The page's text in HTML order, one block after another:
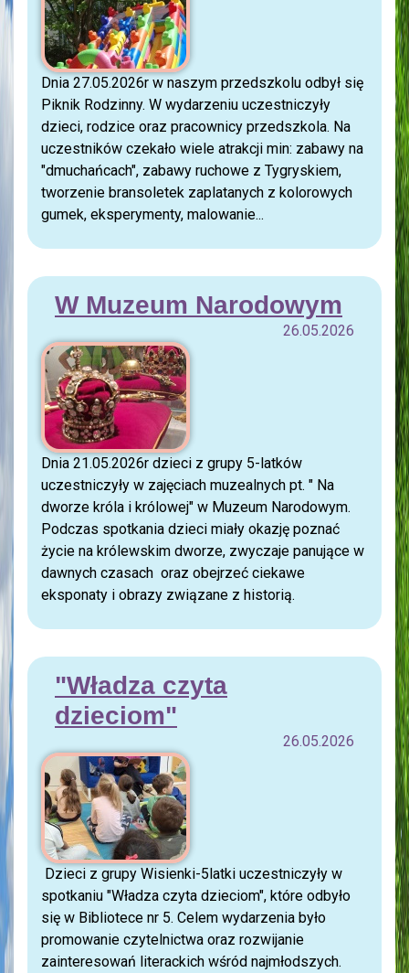
Dnia 27.05.2026r w naszym przedszkolu odbył się
Piknik Rodzinny. W wydarzeniu uczestniczyły
dzieci, rodzice oraz pracownicy przedszkola. Na
uczestników czekało wiele atrakcji min: zabawy na
"dmuchańcach", zabawy ruchowe z Tygryskiem,
tworzenie bransoletek zaplatanych z kolorowych
gumek, eksperymenty, malowanie...
W Muzeum Narodowym
26.05.2026
Dnia 21.05.2026r dzieci z grupy 5-latków
uczestniczyły w zajęciach muzealnych pt. " Na
dworze króla i królowej" w Muzeum Narodowym.
Podczas spotkania dzieci miały okazję poznać
życie na królewskim dworze, zwyczaje panujące w
dawnych czasach oraz obejrzeć ciekawe
eksponaty i obrazy związane z historią.
"Władza czyta
dzieciom"
26.05.2026
Dzieci z grupy Wisienki-5latki uczestniczyły w
spotkaniu "Władza czyta dzieciom", które odbyło
się w Bibliotece nr 5. Celem wydarzenia było
promowanie czytelnictwa oraz rozwijanie
zainteresowań literackich wśród najmłodszych.